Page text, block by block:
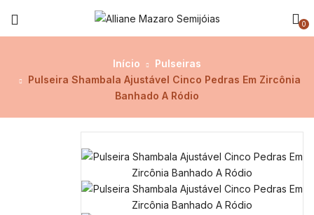
0
Início
Pulseiras
Pulseira Shambala Ajustável Cinco Pedras Em Zircônia
Banhado A Ródio